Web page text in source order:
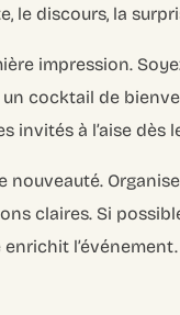
le discours, la
impression.
cocktail de
invités à l’aise dès
nouveauté.
claires. Si
l’événement.